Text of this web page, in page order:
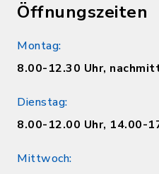
Öffnungszeiten
Montag:
8.00-12.30 Uhr,
Dienstag:
8.00-12.00 Uhr, 14.00-
Mittwoch: